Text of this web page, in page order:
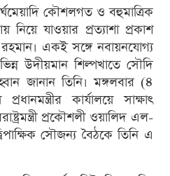
কৌশলগত ও বহুমাত্রিক
নিয়ে যাওয়ার প্রত্যাশা প্রকাশ
রহমান। একই সঙ্গে নবায়নযোগ্য
উদীয়মান শিল্পখাতে সৌদি
জানান তিনি। মঙ্গলবার (৪
কার্যালয়ে সাক্ষাৎ
প্রকৌশলী ওয়ালিদ এল-
সৌজন্য বৈঠকে তিনি এ